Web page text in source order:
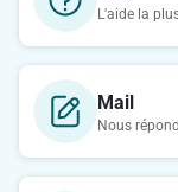
L'aide la
Mail
Nous